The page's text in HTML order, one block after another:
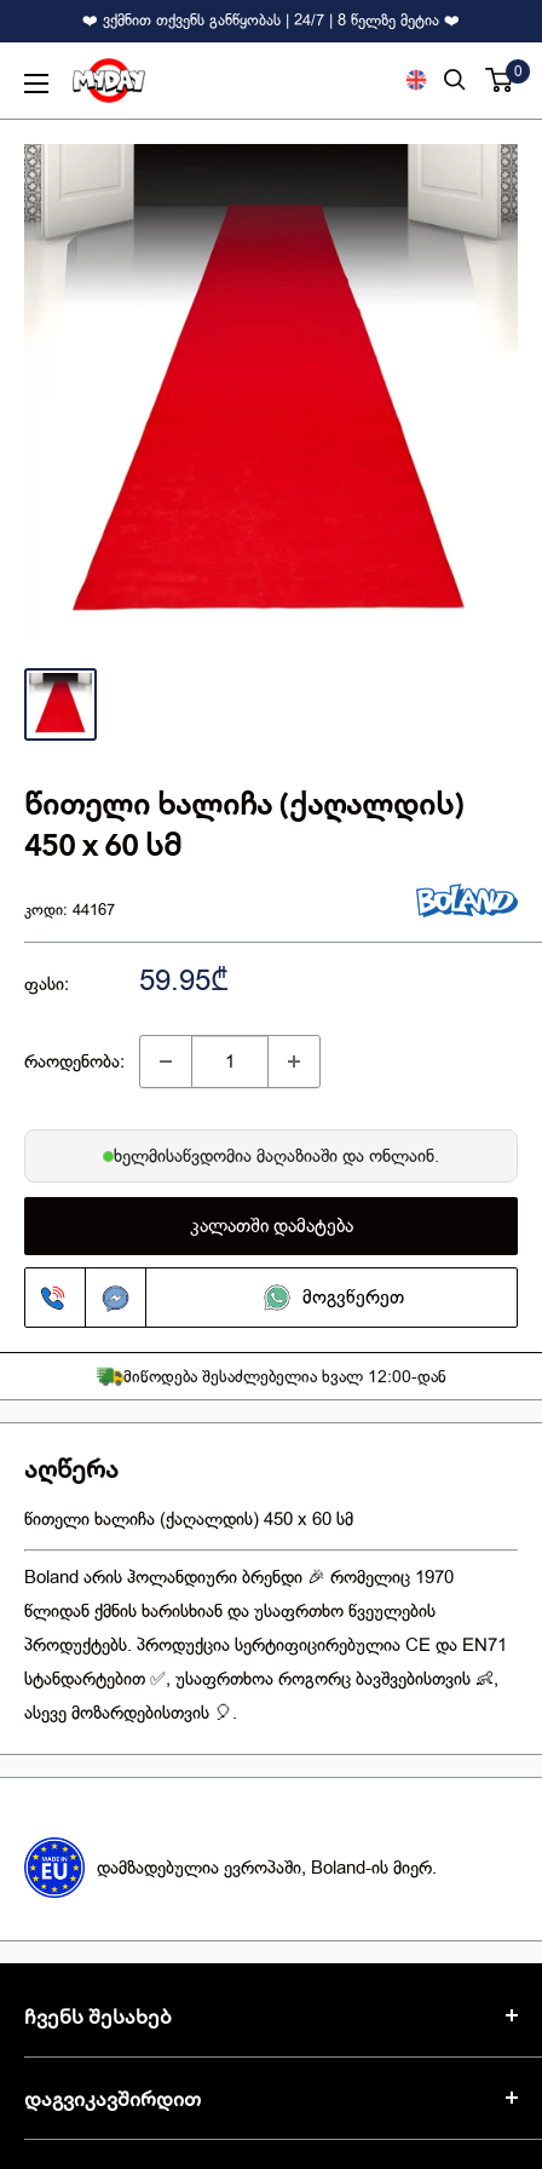
❤️ ვქმნით თქვენს განწყობას | 24/7 | 8 წელზე მეტია ❤️
MyDay 0
წითელი ხალიჩა (ქაღალდის)
450 x 60 სმ
კოდი: 44167
ფასი: 59.95₾
რაოდენობა:
ხელმისაწვდომია მაღაზიაში და ონლაინ.
კალათში დამატება
მოგვწერეთ
მიწოდება შესაძლებელია ხვალ 12:00-დან
აღწერა
წითელი ხალიჩა (ქაღალდის) 450 x 60 სმ
Boland არის ჰოლანდიური ბრენდი 🎉 რომელიც 1970
წლიდან ქმნის ხარისხიან და უსაფრთხო წვეულების
პროდუქტებს. პროდუქცია სერტიფიცირებულია CE და EN71
სტანდარტებით ✅, უსაფრთხოა როგორც ბავშვებისთვის 👶,
ასევე მოზარდებისთვის 🎈.
დამზადებულია ევროპაში, Boland-ის მიერ.
ᲩᲕᲔᲜᲡ ᲨᲔᲡᲐᲮᲔᲑ
რომელიც აღნიშვნას იმსახურებს 🥳. ჩვენი მიზანია,
ᲓᲐᲒᲕᲘᲙᲐᲕᲨᲘᲠᲓᲘᲗ